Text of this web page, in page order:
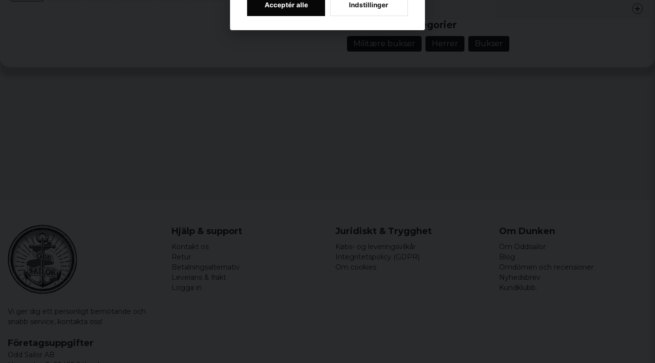
Dessa byxor är idealiska för vardagens aktiviteter, gymmet, eller en dag ute med
vänner. Den moderna designen och kamouflage mönstret gör dem till ett
stilsäkert val för varje tillfälle.
Specifikationer:
Prishistorik
Relaterede kategorier
Militære bukser Herrer Bukser
Vi ger dig ett personligt bemötande och
snabb service, kontakta oss!
Hjälp & support
Kontakt os
Retur
Betalningsalternativ
Leverans & frakt
Logga in
Juridiskt & Trygghet
Købs- og leveringsvilkår
Integritetspolicy (GDPR)
Om cookies
Om Dunken
Om Oddsailor
Blog
Omdömen och recensioner
Nyhedsbrev
Kundklubb.
Företagsuppgifter
Odd Sailor AB
Acceptér alle Indstillinger